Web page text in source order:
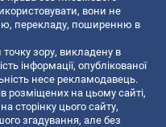
вони не
перекладу, поширенню в
зору, викладену в
інформації, опублікованої
несе рекламодавець.
розміщених на цьому сайті,
сторінку цього сайту,
згадування, але без